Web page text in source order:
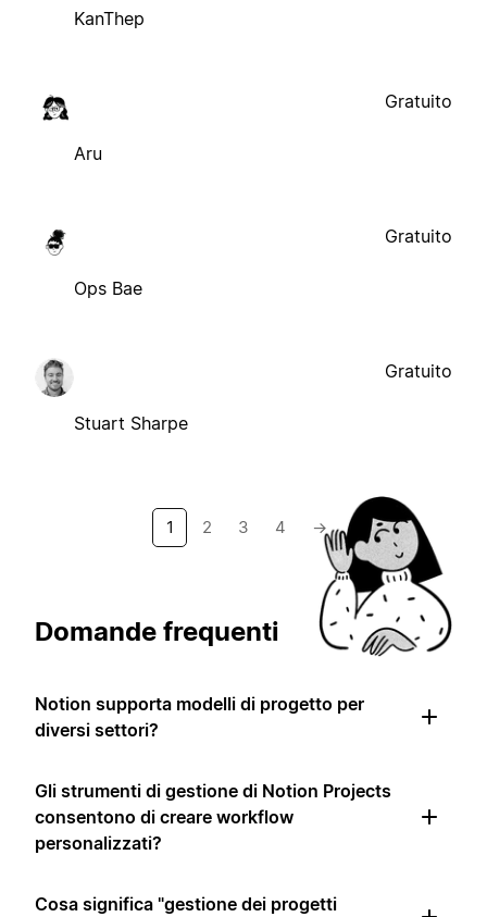
KanThep
Aru
Gratuito
Ops Bae
Gratuito
Stuart Sharpe
Gratuito
1 2 3 4 →
Domande frequenti
Notion supporta modelli di progetto per
diversi settori?
Gli strumenti di gestione di Notion Projects
consentono di creare workflow
personalizzati?
Cosa significa "gestione dei progetti